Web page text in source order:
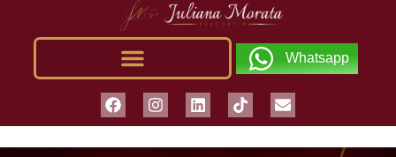
Whatsapp